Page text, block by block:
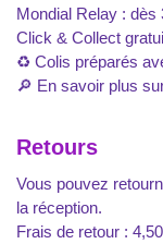
Mondial Relay : dès
Click & Collect
♻️ Colis préparés
🔎 En savoir plus
Retours
Vous pouvez
la réception.
Frais de retour :